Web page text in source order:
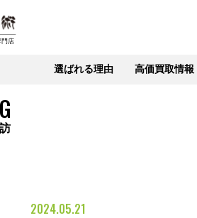
選ばれる理由 高価買取情報
2024.05.21